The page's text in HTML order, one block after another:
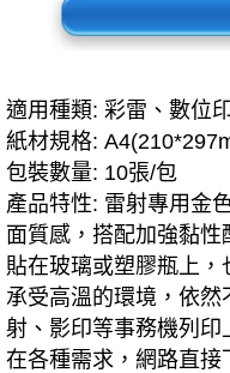
適用種類: 彩雷、數位
紙材規格:
包裝數量: 10張/包
產品特性: 雷射專用金
面質感，搭配加強黏
貼在玻璃或塑膠瓶上
承受高溫的環境，依
射、影印等事務機列印
在各種需求，網路直